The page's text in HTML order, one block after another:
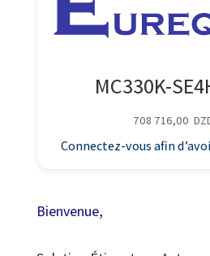
MC330K-
708 716,00
Connectez-vous afin
Bienvenue,